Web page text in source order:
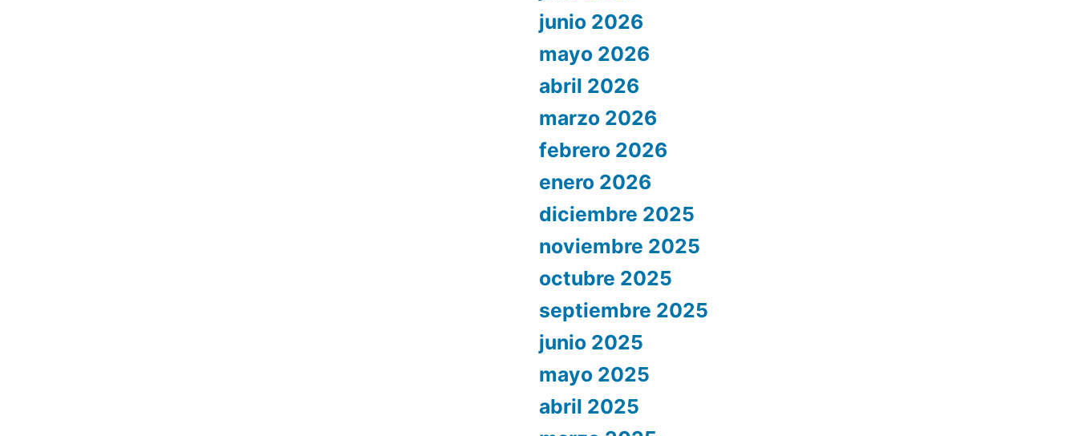
junio 2026
mayo 2026
abril 2026
marzo 2026
febrero 2026
enero 2026
diciembre 2025
noviembre 2025
octubre 2025
septiembre 2025
junio 2025
mayo 2025
abril 2025